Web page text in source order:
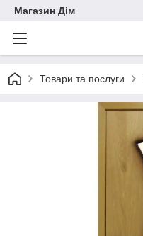
Магазин Дім
Товари та послуги